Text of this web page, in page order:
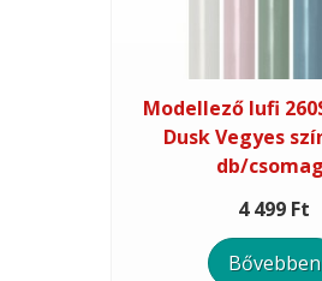
Modellező lufi
Dusk Vegyes
db/
4 499 Ft
Bővebben